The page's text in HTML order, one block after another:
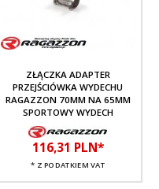
ZŁĄCZKA ADAPTER
PRZEJŚCIÓWKA WYDECHU
RAGAZZON 70MM NA 65MM
SPORTOWY WYDECH
116,31 PLN*
* Z PODATKIEM VAT